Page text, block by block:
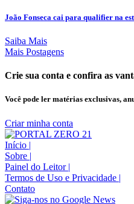
João Fonseca cai para qualifier na
Saiba Mais
Mais Postagens
Crie sua conta e confira as
Você pode ler matérias exclusivas,
Criar minha conta
Início |
Sobre |
Painel do Leitor |
Termos de Uso e Privacidade |
Contato